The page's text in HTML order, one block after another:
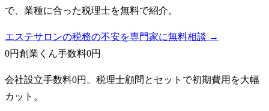
で、業種に合った税理士を無料で紹介。
エステサロンの税務の不安を専門家に無料相談 →
0円創業くん手数料0円
会社設立手数料0円。税理士顧問とセットで初期費用を大幅
カット。